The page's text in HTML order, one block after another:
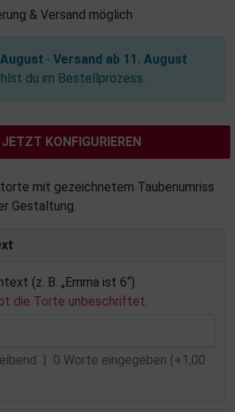
& Versand möglich
· Versand ab 11. August
du im Bestellprozess.
JETZT KONFIGURIEREN
mit gezeichnetem Taubenumriss
Gestaltung.
(z. B. „Emma ist 6“).
die Torte unbeschriftet.
| 0 Worte eingegeben (+1,00